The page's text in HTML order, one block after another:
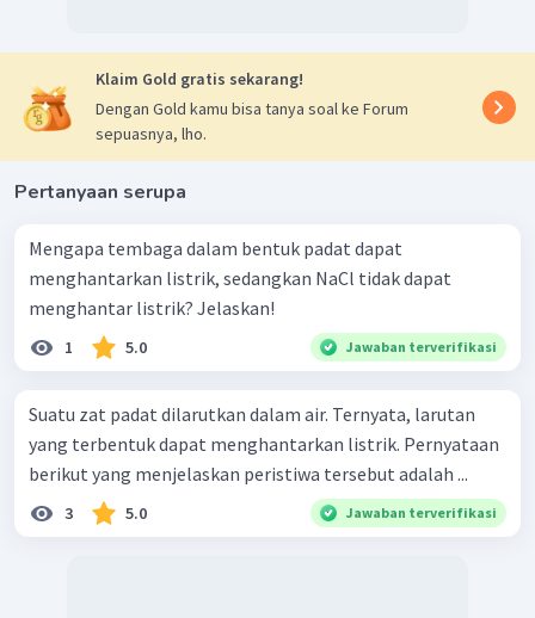
Klaim Gold gratis sekarang!
Dengan Gold kamu bisa tanya soal ke Forum
sepuasnya, lho.
Pertanyaan serupa
Mengapa tembaga dalam bentuk padat dapat
menghantarkan listrik, sedangkan NaCl tidak dapat
menghantar listrik? Jelaskan!
1 5.0 Jawaban terverifikasi
Suatu zat padat dilarutkan dalam air. Ternyata, larutan
yang terbentuk dapat menghantarkan listrik. Pernyataan
berikut yang menjelaskan peristiwa tersebut adalah ...
3 5.0 Jawaban terverifikasi